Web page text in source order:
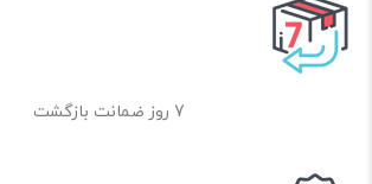
7 روز ضمانت بازگشت